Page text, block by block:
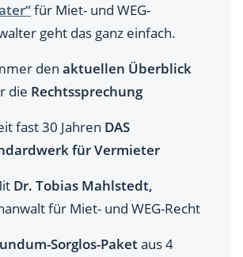
für Miet- und WEG-
geht das ganz einfach.
den aktuellen Überblick
die Rechtssprechung
fast 30 Jahren DAS
für Vermieter
Dr. Tobias Mahlstedt,
für Miet- und WEG-Recht
Sorglos-Paketaus 4